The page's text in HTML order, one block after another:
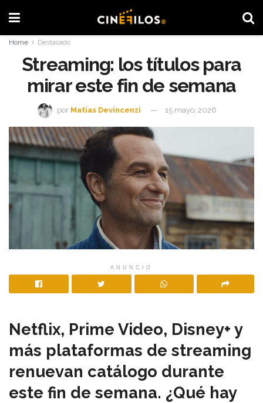
Home Destacado
Streaming: los títulos para
mirar este fin de semana
por Matias Devincenzi 15 mayo, 2026
ANUNCIO
Netflix, Prime Video, Disney+ y
más plataformas de streaming
renuevan catálogo durante
este fin de semana. ¿Qué hay